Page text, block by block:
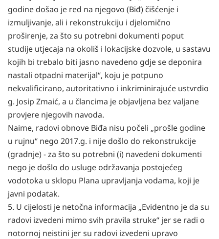
godine došao je red na njegovo (Biđ) čišćenje i
izmuljivanje, ali i rekonstrukciju i djelomično
proširenje, za što su potrebni dokumenti poput
studije utjecaja na okoliš i lokacijske dozvole, u sastavu
kojih bi trebalo biti jasno navedeno gdje se deponira
nastali otpadni materijal“, koju je potpuno
nekvalificirano, autoritativno i inkriminirajuće ustvrdio
g. Josip Zmaić, a u člancima je objavljena bez valjane
provjere njegovih navoda.
Naime, radovi obnove Biđa nisu počeli „prošle godine
u rujnu“ nego 2017.g. i nije došlo do rekonstrukcije
(gradnje) - za što su potrebni (i) navedeni dokumenti
nego je došlo do usluge održavanja postojećeg
vodotoka u sklopu Plana upravljanja vodama, koji je
javni podatak.
5. U cijelosti je netočna informacija „Evidentno je da su
radovi izvedeni mimo svih pravila struke“ jer se radi o
notornoj neistini jer su radovi izvedeni upravo